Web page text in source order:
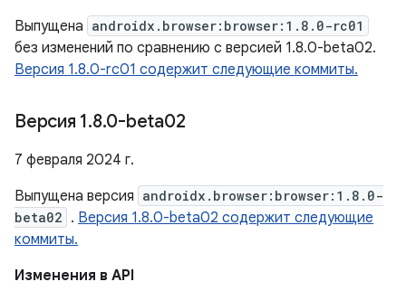
Выпущена androidx.browser:browser:1.8.0-rc01
без изменений по сравнению с версией 1.8.0-beta02.
Версия 1.8.0-rc01 содержит следующие коммиты.
Версия 1.8.0-beta02
7 февраля 2024 г.
Выпущена версия androidx.browser:browser:1.8.0-
beta02 . Версия 1.8.0-beta02 содержит следующие
коммиты.
Изменения в API